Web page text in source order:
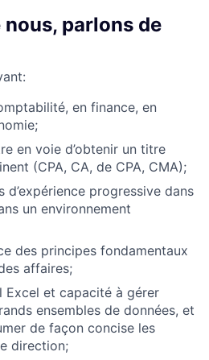
parlons de
en finance, en
en voie d’obtenir un titre
(CPA, CA, de CPA, CMA);
d’expérience progressive dans
un environnement
des principes fondamentaux
affaires;
Excel et capacité à gérer
ensembles de données, et
de façon concise les
direction;